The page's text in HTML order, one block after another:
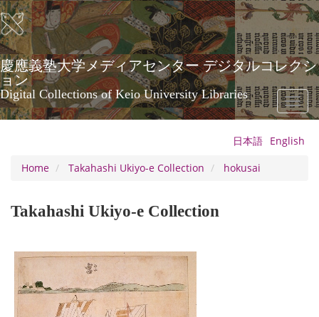
Skip
to
main
content
慶應義塾大学メディアセンター デジタルコレクシ
ョン
Digital Collections of Keio University Libraries
Toggle
日本語 English
Home
Takahashi Ukiyo-e Collection hokusai
Takahashi Ukiyo-e Collection